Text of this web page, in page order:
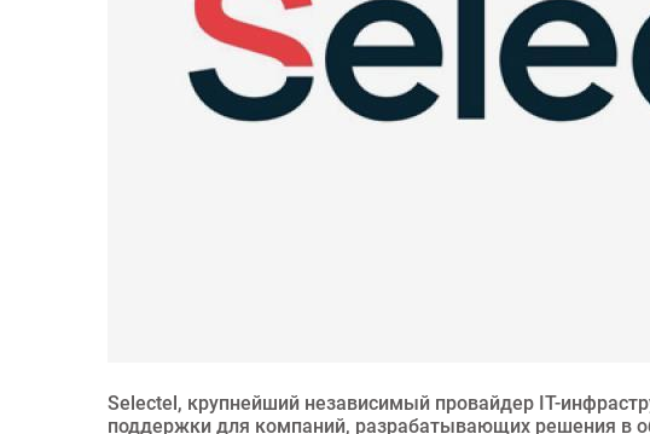
Selectel, крупнейший независимый провайдер IT-
поддержки для компаний, разрабатывающих решения в